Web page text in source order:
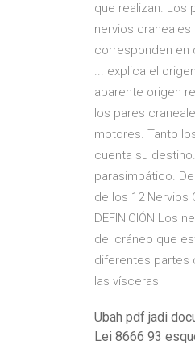
que realizan. Los
nervios
corresponden en
... explica el
aparente origen
los pares
motores. Tanto
cuenta su
parasimpático.
de los 12 Nervios
DEFINICIÓN Los
del cráneo que
diferentes partes
las vísceras
Ubah pdf jadi
Lei 8666 93